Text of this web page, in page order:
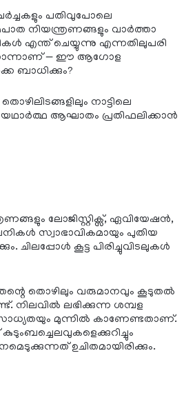
പതിവുപോലെ
നിയന്ത്രണങ്ങളും വാർത്താ
എന്ത് ചെയ്യുന്നു എന്നതിലുപരി
— ഈ ആഗോള
ബാധിക്കും?
നാട്ടിലെ
ആഘാതം പ്രതിഫലിക്കാൻ
ലോജിസ്റ്റിക്സ്, ഏവിയേഷൻ,
സ്വാഭാവികമായും പുതിയ
ചിലപ്പോൾ കൂട്ട പിരിച്ചുവിടലുകൾ
തൊഴിലും വരുമാനവും കൂടുതൽ
നിലവിൽ ലഭിക്കുന്ന ശമ്പള
മുന്നിൽ കാണേണ്ടതാണ്.
ഉചിതമായിരിക്കും.